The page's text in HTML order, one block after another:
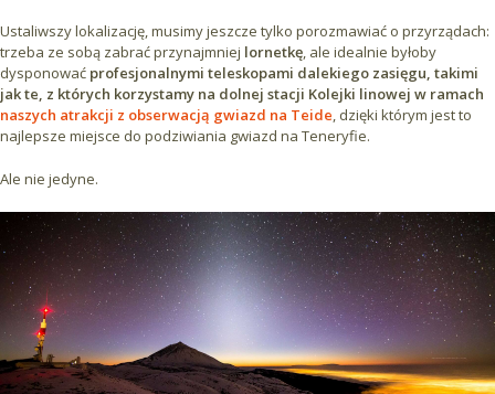
Ustaliwszy lokalizację, musimy jeszcze tylko porozmawiać o przyrządach:
trzeba ze sobą zabrać przynajmniej lornetkę, ale idealnie byłoby
dysponować profesjonalnymi teleskopami dalekiego zasięgu, takimi
jak te, z których korzystamy na dolnej stacji Kolejki linowej w ramach
naszych atrakcji z obserwacją gwiazd na Teide, dzięki którym jest to
najlepsze miejsce do podziwiania gwiazd na Teneryfie.
Ale nie jedyne.